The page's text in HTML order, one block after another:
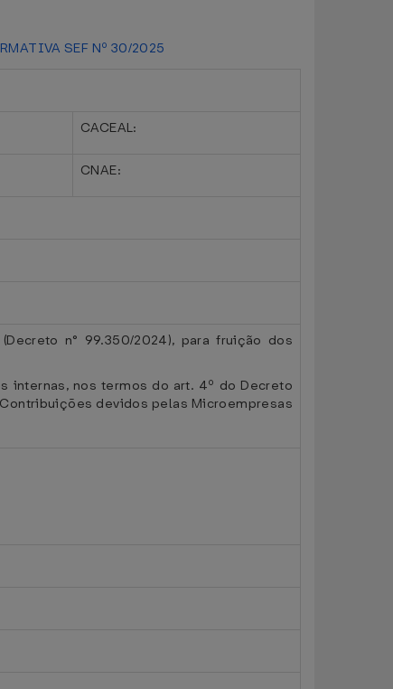
SEF Nº 30/2025
CACEAL:
CNAE:
(Decreto n° 99.350/2024), para fruição dos
internas, nos termos do art. 4º do Decreto
devidos pelas Microempresas